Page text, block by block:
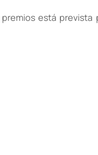
está prevista